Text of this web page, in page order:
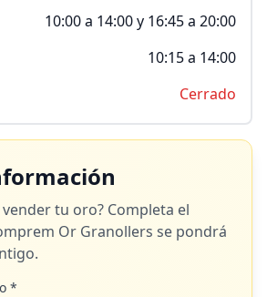
10:00 a 14:00 y 16:45 a 20:00
10:15 a 14:00
Cerrado
tu oro? Completa el
Or Granollers se pondrá
*